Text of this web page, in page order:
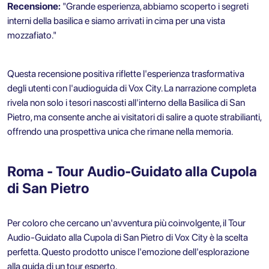
Recensione: "Grande esperienza, abbiamo scoperto i segreti
interni della basilica e siamo arrivati in cima per una vista
mozzafiato."
Questa recensione positiva riflette l'esperienza trasformativa
degli utenti con l'audioguida di Vox City. La narrazione completa
rivela non solo i tesori nascosti all'interno della Basilica di San
Pietro, ma consente anche ai visitatori di salire a quote strabilianti,
offrendo una prospettiva unica che rimane nella memoria.
Roma - Tour Audio-Guidato alla Cupola
di San Pietro
Per coloro che cercano un'avventura più coinvolgente, ilTour
Audio-Guidato alla Cupola di San Pietro di Vox City è la scelta
perfetta. Questo prodotto unisce l'emozione dell'esplorazione
alla guida di un tour esperto.